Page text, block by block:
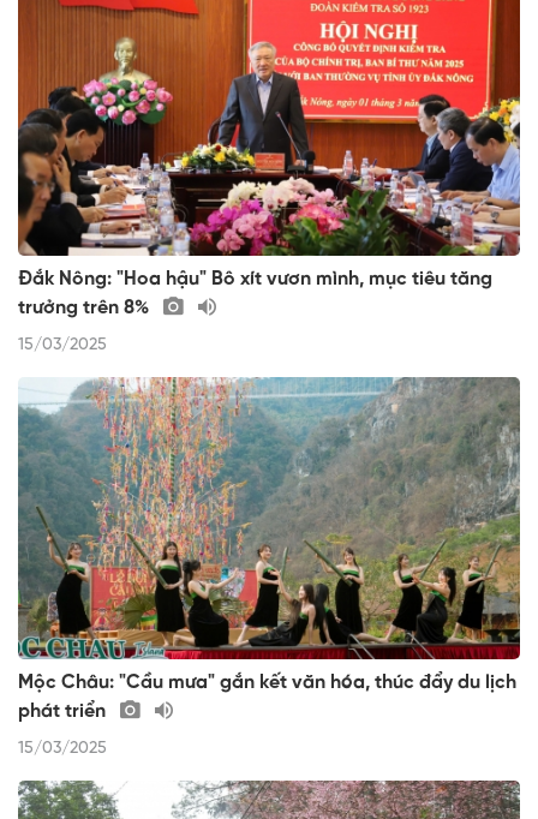
Đắk Nông: "Hoa hậu" Bô xít vươn mình, mục tiêu tăng
trưởng trên 8%
15/03/2025
Mộc Châu: "Cầu mưa" gắn kết văn hóa, thúc đẩy du lịch
phát triển
15/03/2025